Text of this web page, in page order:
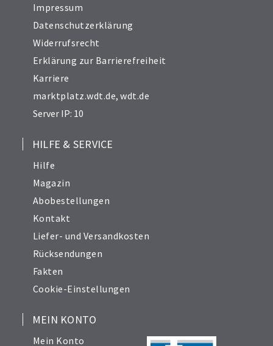
Impressum
Datenschutzerklärung
Widerrufsrecht
Erklärung zur Barrierefreiheit
Karriere
marktplatz.wdt.de,wdt.de
Server IP: 10
HILFE & SERVICE
Hilfe
Magazin
Abobestellungen
Kontakt
Liefer- und Versandkosten
Rücksendungen
Fakten
Cookie-Einstellungen
MEIN KONTO
Mein Konto